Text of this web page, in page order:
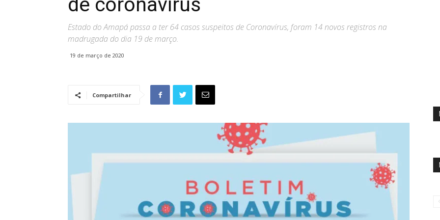
Estado do Amapá passa a ter 64 casos suspeitos de Coronavírus, foram 14 novos registros na
madrugada do dia 19 de março.
19 de março de 2020
Compartilhar